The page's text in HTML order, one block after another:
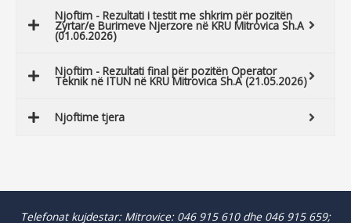
Njoftim - Rezultati i testit me shkrim për pozitën
Zyrtar/e Burimeve Njerzore në KRU Mitrovica Sh.A
(01.06.2026)
Njoftim - Rezultati final për pozitën Operator
Teknik në ITUN në KRU Mitrovica Sh.A (21.05.2026)
Njoftime tjera
Telefonat kujdestar: Mitrovice: 046 915 610 dhe 046 915 659;